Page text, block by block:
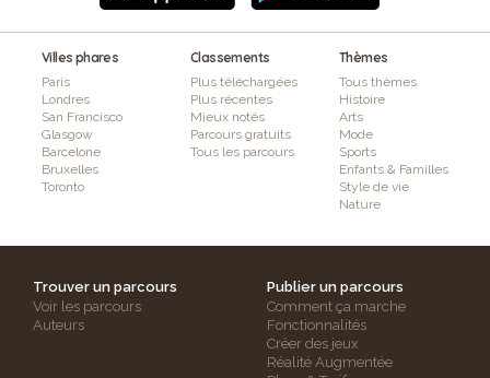
Villes phares
Paris
Londres
San Francisco
Glasgow
Barcelone
Bruxelles
Toronto
Classements
Plus téléchargées
Plus récentes
Mieux notés
Parcours gratuits
Tous les parcours
Thèmes
Tous thèmes
Histoire
Arts
Mode
Sports
Enfants & Familles
Style de vie
Nature
Trouver un parcours
Voir les parcours
Auteurs
Publier un parcours
Comment ça marche
Fonctionnalités
Créer des jeux
Réalité Augmentée